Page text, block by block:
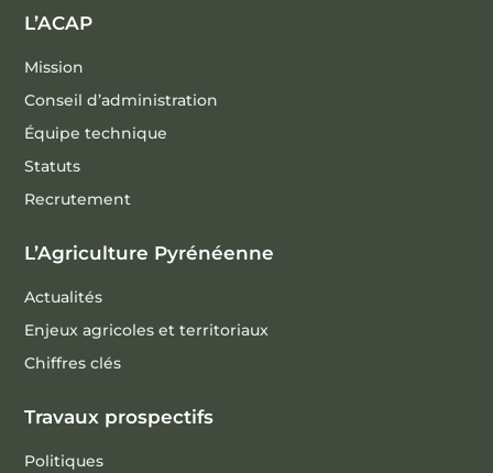
L’ACAP
Mission
Conseil d’administration
Équipe technique
Statuts
Recrutement
L’Agriculture Pyrénéenne
Actualités
Enjeux agricoles et territoriaux
Chiffres clés
Travaux prospectifs
Politiques